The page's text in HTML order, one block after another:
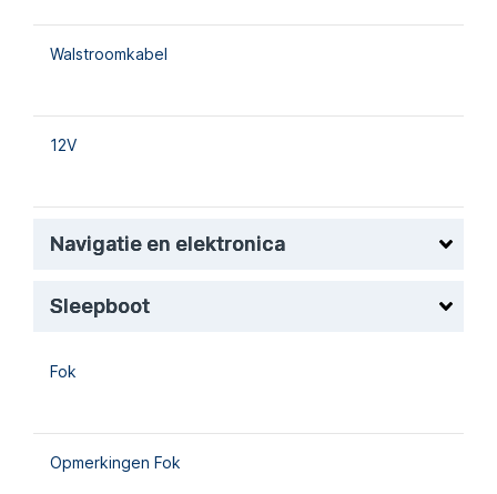
Walstroomkabel
12V
Navigatie en elektronica
Sleepboot
Fok
Opmerkingen Fok